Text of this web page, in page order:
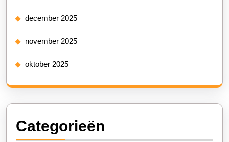
december 2025
november 2025
oktober 2025
Categorieën